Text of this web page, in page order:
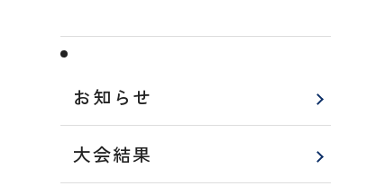
お知らせ
大会結果